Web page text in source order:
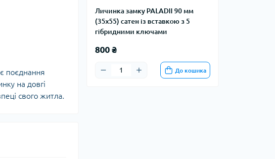
Личинка замку PALADII 90 мм
(35x55) сатен із вставкою з 5
гібридними ключами
800 ₴
До кошика
поєднання
на довгі
свого житла.